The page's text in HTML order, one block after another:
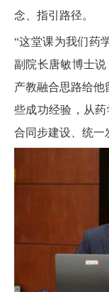
念、指引路径。
“这堂课为我们药
副院长唐敏博士
产教融合思路给他
些成功经验，从
合同步建设、统一